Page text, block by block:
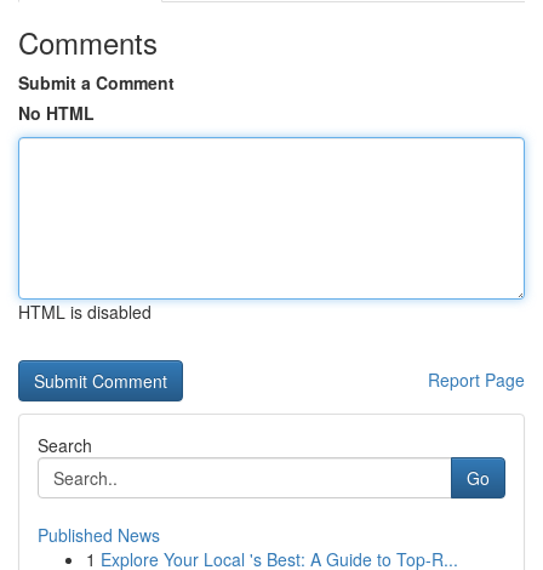
Comments
Submit a Comment
No HTML
HTML is disabled
Report Page
Search
Go
Published News
1 Explore Your Local 's Best: A Guide to Top-R...